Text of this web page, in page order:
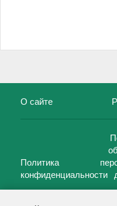
О сайте
Политика
конфиденциальности